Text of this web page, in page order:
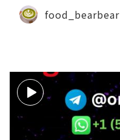
food_bearbear